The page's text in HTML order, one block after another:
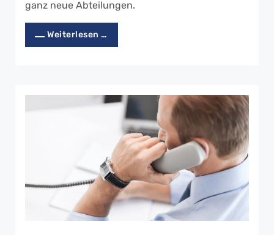
ganz neue Abteilungen.
Weiterlesen …